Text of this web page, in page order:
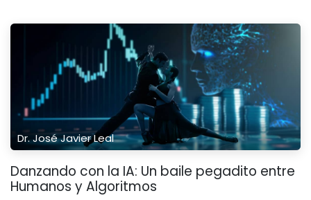
Dr. José Javier Leal
Danzando con la IA: Un baile pegadito entre
Humanos y Algoritmos